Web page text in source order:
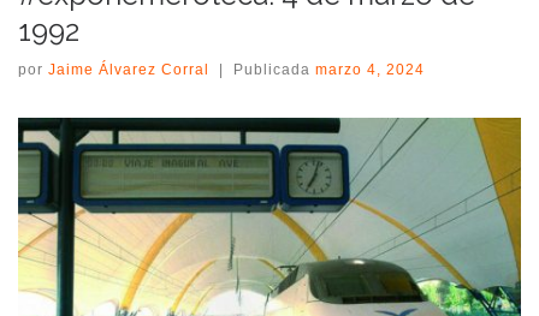
1992
por Jaime Álvarez Corral Publicada marzo 4, 2024